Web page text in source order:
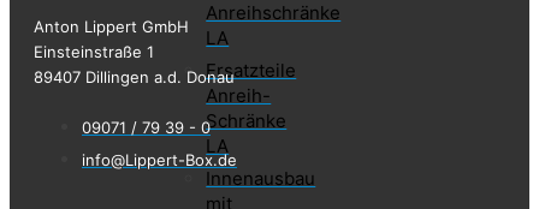
Anreihschränke
LA
Ersatzteile
Anreih-
Schränke
LA
Innenausbau
mit
Anton Lippert GmbH
Einsteinstraße 1
89407 Dillingen a.d. Donau
09071 / 79 39 - 0
info@Lippert-Box.de